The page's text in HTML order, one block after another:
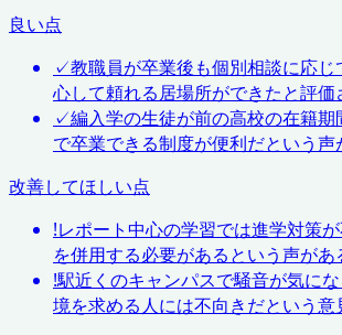
良い点
✓教職員が卒業後も個別相談に応
心して頼れる居場所ができたと評価
✓編入学の生徒が前の高校の在籍期
で卒業できる制度が便利だという声
改善してほしい点
!レポート中心の学習では進学対策
を併用する必要があるという声があ
!駅近くのキャンパスで騒音が気に
境を求める人には不向きだという意